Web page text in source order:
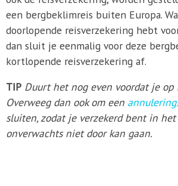
een bergbeklimreis buiten Europa.
doorlopende reisverzekering hebt
dan sluit je eenmalig voor deze
kortlopende reisverzekering af.
TIP Duurt het nog even voordat je op
Overweeg dan ook om een
sluiten, zodat je verzekerd bent in
onverwachts niet door kan gaan.